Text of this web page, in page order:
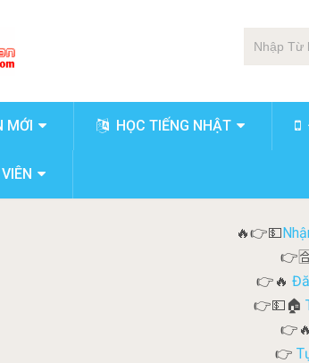
MỚI HỌC TIẾNG NHẬT
🔥👉💵
👉🔥
👉💵🏠
👉🔥
👉